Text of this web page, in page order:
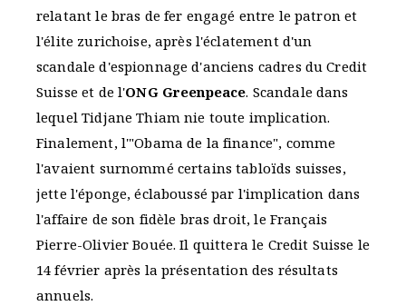
relatant le bras de fer engagé entre le patron et
l'élite zurichoise, après l'éclatement d'un
scandale d'espionnage d'anciens cadres du Credit
Suisse et de l'ONG Greenpeace. Scandale dans
lequel Tidjane Thiam nie toute implication.
Finalement, l'"Obama de la finance", comme
l'avaient surnommé certains tabloïds suisses,
jette l'éponge, éclaboussé par l'implication dans
l'affaire de son fidèle bras droit, le Français
Pierre-Olivier Bouée. Il quittera le Credit Suisse le
14 février après la présentation des résultats
annuels.